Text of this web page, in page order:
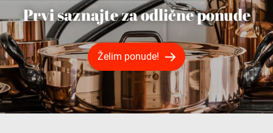
Prvi saznajte za odlične ponude
Želim ponude!